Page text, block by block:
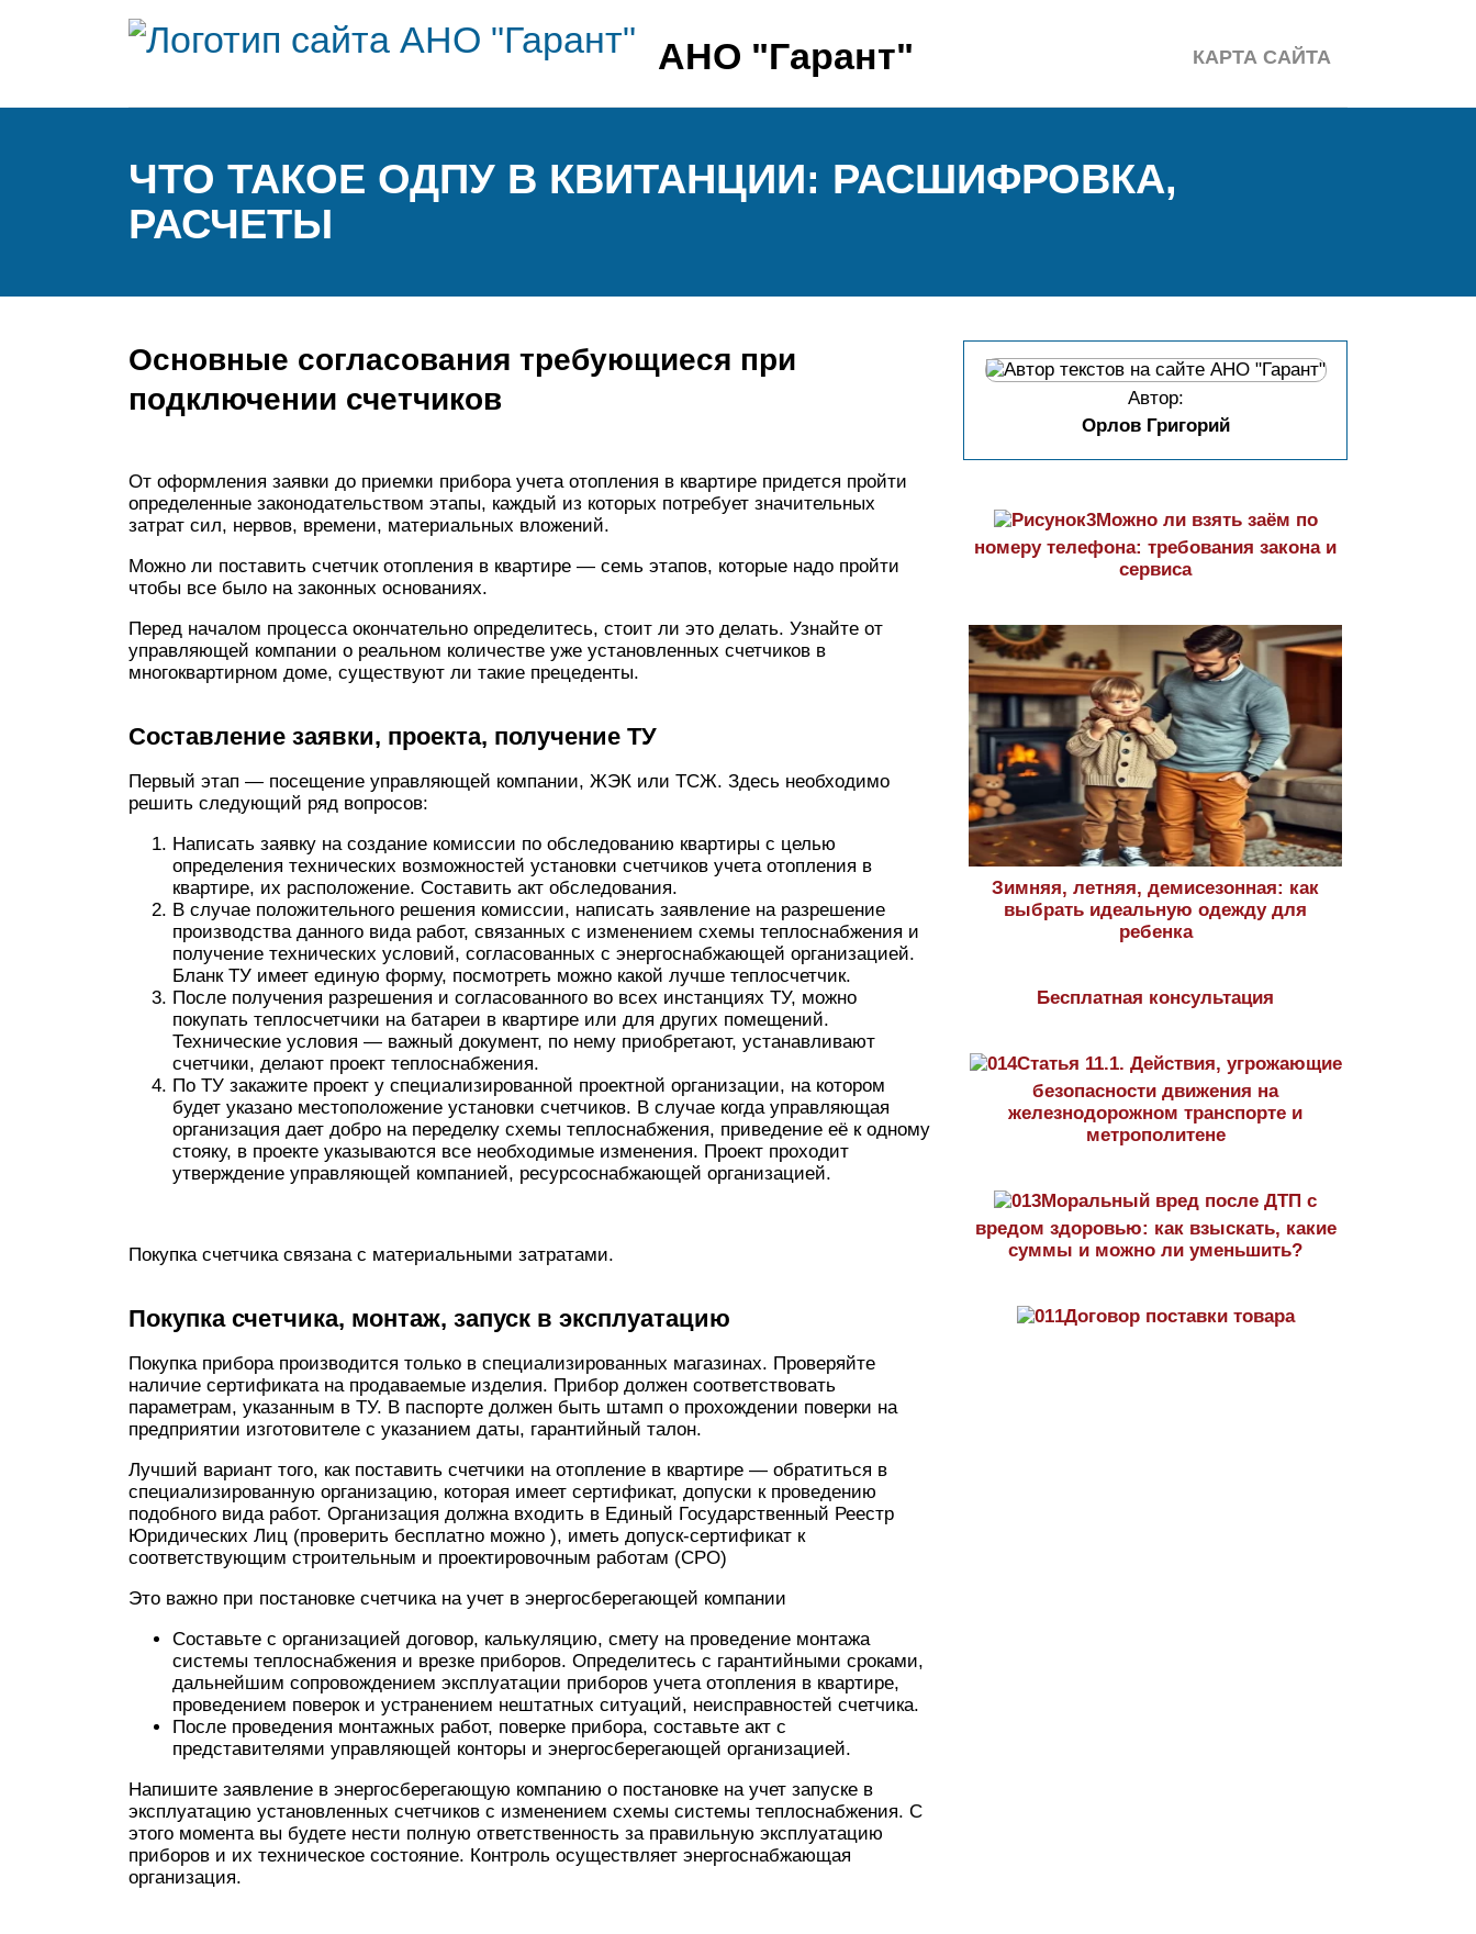
АНО "Гарант" КАРТА САЙТА
ЧТО ТАКОЕ ОДПУ В КВИТАНЦИИ: РАСШИФРОВКА,
РАСЧЕТЫ
Основные согласования требующиеся при
подключении счетчиков
От оформления заявки до приемки прибора учета отопления в квартире придется пройти
определенные законодательством этапы, каждый из которых потребует значительных
затрат сил, нервов, времени, материальных вложений.
Можно ли поставить счетчик отопления в квартире — семь этапов, которые надо пройти
чтобы все было на законных основаниях.
Перед началом процесса окончательно определитесь, стоит ли это делать. Узнайте от
управляющей компании о реальном количестве уже установленных счетчиков в
многоквартирном доме, существуют ли такие прецеденты.
Составление заявки, проекта, получение ТУ
Первый этап — посещение управляющей компании, ЖЭК или ТСЖ. Здесь необходимо
решить следующий ряд вопросов:
Написать заявку на создание комиссии по обследованию квартиры с целью
определения технических возможностей установки счетчиков учета отопления в
квартире, их расположение. Составить акт обследования.
В случае положительного решения комиссии, написать заявление на разрешение
производства данного вида работ, связанных с изменением схемы теплоснабжения и
получение технических условий, согласованных с энергоснабжающей организацией.
Бланк ТУ имеет единую форму, посмотреть можно какой лучше теплосчетчик.
После получения разрешения и согласованного во всех инстанциях ТУ, можно
покупать теплосчетчики на батареи в квартире или для других помещений.
Технические условия — важный документ, по нему приобретают, устанавливают
счетчики, делают проект теплоснабжения.
По ТУ закажите проект у специализированной проектной организации, на котором
будет указано местоположение установки счетчиков. В случае когда управляющая
организация дает добро на переделку схемы теплоснабжения, приведение её к одному
стояку, в проекте указываются все необходимые изменения. Проект проходит
утверждение управляющей компанией, ресурсоснабжающей организацией.
Покупка счетчика связана с материальными затратами.
Покупка счетчика, монтаж, запуск в эксплуатацию
Покупка прибора производится только в специализированных магазинах. Проверяйте
наличие сертификата на продаваемые изделия. Прибор должен соответствовать
параметрам, указанным в ТУ. В паспорте должен быть штамп о прохождении поверки на
предприятии изготовителе с указанием даты, гарантийный талон.
Лучший вариант того, как поставить счетчики на отопление в квартире — обратиться в
специализированную организацию, которая имеет сертификат, допуски к проведению
подобного вида работ. Организация должна входить в Единый Государственный Реестр
Юридических Лиц (проверить бесплатно можно ), иметь допуск-сертификат к
соответствующим строительным и проектировочным работам (СРО)
Это важно при постановке счетчика на учет в энергосберегающей компании
Составьте с организацией договор, калькуляцию, смету на проведение монтажа
системы теплоснабжения и врезке приборов. Определитесь с гарантийными сроками,
дальнейшим сопровождением эксплуатации приборов учета отопления в квартире,
проведением поверок и устранением нештатных ситуаций, неисправностей счетчика.
После проведения монтажных работ, поверке прибора, составьте акт с
представителями управляющей конторы и энергосберегающей организацией.
Напишите заявление в энергосберегающую компанию о постановке на учет запуске в
эксплуатацию установленных счетчиков с изменением схемы системы теплоснабжения. С
этого момента вы будете нести полную ответственность за правильную эксплуатацию
приборов и их техническое состояние. Контроль осуществляет энергоснабжающая
организация.
Автор:
Орлов Григорий
Можно ли взять заём по
номеру телефона: требования закона и
сервиса
Зимняя, летняя, демисезонная: как
выбрать идеальную одежду для
ребенка
Бесплатная консультация
Статья 11.1. Действия, угрожающие
безопасности движения на
железнодорожном транспорте и
метрополитене
Моральный вред после ДТП с
вредом здоровью: как взыскать, какие
суммы и можно ли уменьшить?
Договор поставки товара